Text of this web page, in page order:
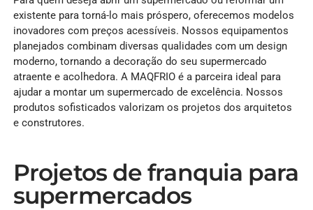
existente para torná-lo mais próspero, oferecemos modelos
inovadores com preços acessíveis. Nossos equipamentos
planejados combinam diversas qualidades com um design
moderno, tornando a decoração do seu supermercado
atraente e acolhedora. A MAQFRIO é a parceira ideal para
ajudar a montar um supermercado de excelência. Nossos
produtos sofisticados valorizam os projetos dos arquitetos
e construtores.
Projetos de franquia para
supermercados